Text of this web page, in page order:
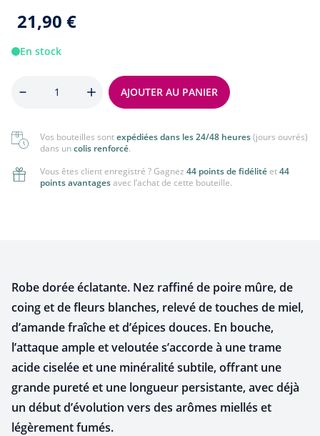
21,90 €
En stock
AJOUTER AU PANIER
Vos bouteilles sontexpédiées dans les 24/48 heures(jours ouvrés)
dans uncolis renforcé.
Vous êtes client enregistré ? Gagnez 44 points de fidélité et44
points avantagesavec l’achat de cette bouteille.
Robe dorée éclatante. Nez raffiné de poire mûre, de
coing et de fleurs blanches, relevé de touches de miel,
d’amande fraîche et d’épices douces. En bouche,
l’attaque ample et veloutée s’accorde à une trame
acide ciselée et une minéralité subtile, offrant une
grande pureté et une longueur persistante, avec déjà
un début d’évolution vers des arômes miellés et
légèrement fumés.